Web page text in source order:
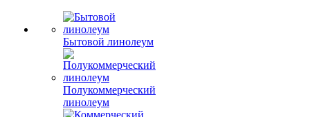
Бытовой линолеум
Полукоммерческий
линолеум